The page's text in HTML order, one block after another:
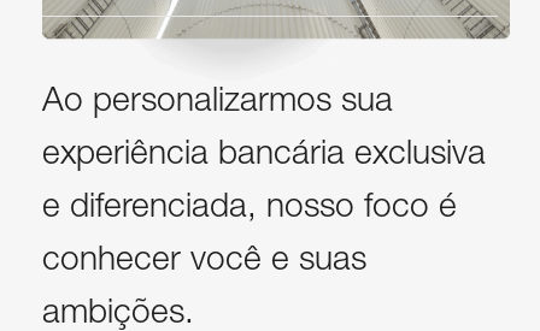
Ao personalizarmos sua
experiência bancária exclusiva
e diferenciada, nosso foco é
conhecer você e suas
ambições.